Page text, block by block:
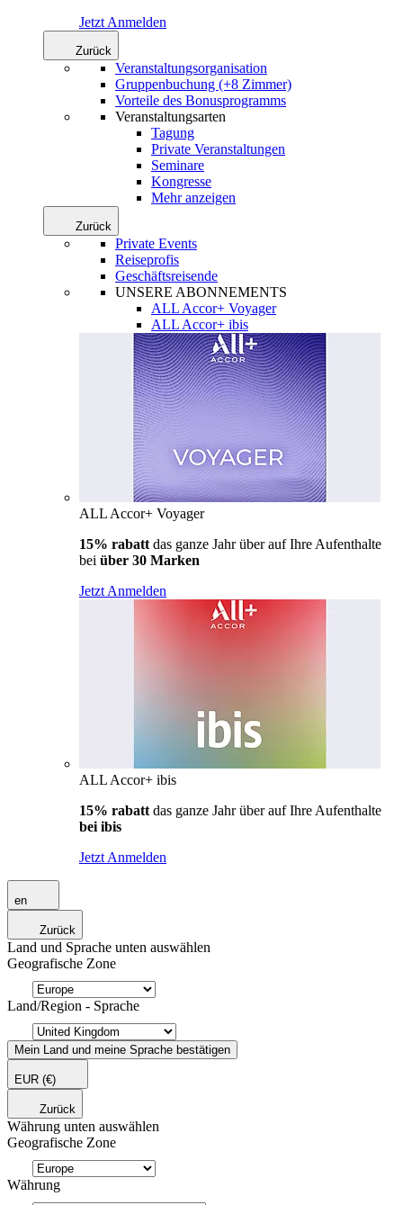
Jetzt Anmelden
Zurück
Veranstaltungsorganisation
Gruppenbuchung (+8 Zimmer)
Vorteile des Bonusprogramms
Veranstaltungsarten
Tagung
Private Veranstaltungen
Seminare
Kongresse
Mehr anzeigen
Zurück
Private Events
Reiseprofis
Geschäftsreisende
UNSERE ABONNEMENTS
ALL Accor+ Voyager
ALL Accor+ ibis
ALL Accor+ Voyager
15% rabatt das ganze Jahr über auf Ihre Aufenthalte
bei über 30 Marken
Jetzt Anmelden
ALL Accor+ ibis
15% rabatt das ganze Jahr über auf Ihre Aufenthalte
bei ibis
Jetzt Anmelden
en
Zurück
Land und Sprache unten auswählen
Geografische Zone
Land/Region - Sprache
Mein Land und meine Sprache bestätigen
EUR (€)
Zurück
Währung unten auswählen
Geografische Zone
Währung